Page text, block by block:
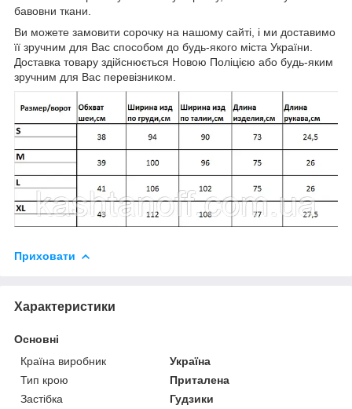
бавовни ткани.
Ви можете замовити сорочку на нашому сайті, і ми доставимо
її зручним для Вас способом до будь-якого міста України.
Доставка товару здійснюється Новою Поліцією або будь-яким
зручним для Вас перевізником.
Приховати
Характеристики
Основні
Країна виробник
Україна
Тип крою
Приталена
Застібка
Гудзики